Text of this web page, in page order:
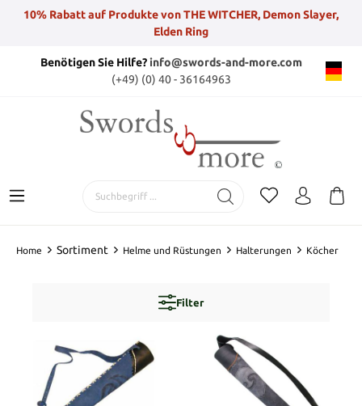
10% Rabatt auf Produkte von THE WITCHER, Demon Slayer,
Elden Ring
Benötigen Sie Hilfe?info@swords-and-more.com
(+49) (0) 40 - 36164963
Home Sortiment Helme und Rüstungen Halterungen Köcher
Filter